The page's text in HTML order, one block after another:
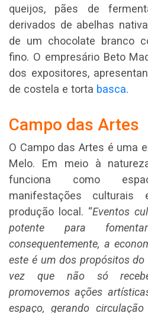
queijos, pães de
derivados de abelhas
de um chocolate branco
fino. O empresário Beto
dos expositores,
de costela e torta basca.
Campo das Artes
O Campo das Artes é uma
Melo. Em meio à
funciona como
manifestações
produção local. “Eventos
potente para
consequentemente, a
este é um dos propósitos
vez que não só
promovemos ações
espaço, gerando